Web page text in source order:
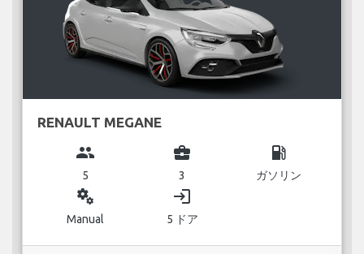
RENAULT MEGANE
group
5
business_center
3
local_gas_station
ガソリン
miscellaneous_services
Manual
login
5 ドア